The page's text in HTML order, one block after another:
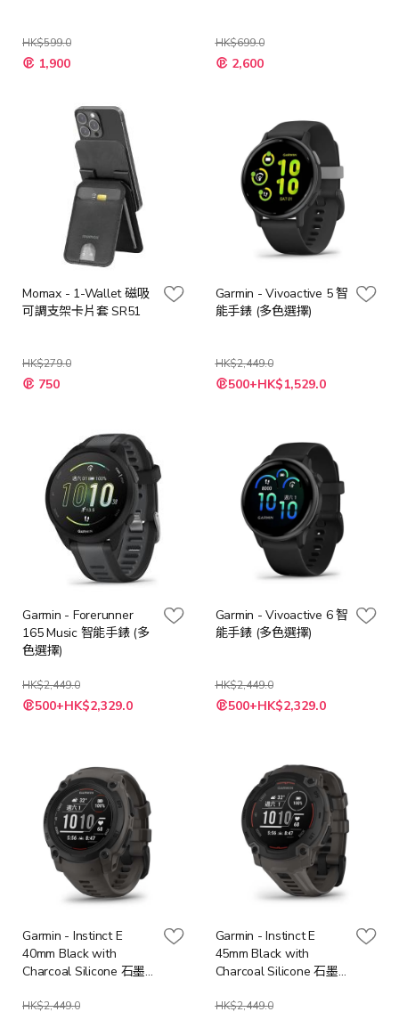
HK$599.0
1,900
HK$699.0
2,600
Momax - 1-Wallet 磁吸
可調支架卡片套 SR51
HK$279.0
750
Garmin - Vivoactive 5 智
能手錶 (多色選擇)
HK$2,449.0
500+HK$1,529.0
Garmin - Forerunner
165 Music 智能手錶 (多
色選擇)
HK$2,449.0
500+HK$2,329.0
Garmin - Vivoactive 6 智
能手錶 (多色選擇)
HK$2,449.0
500+HK$2,329.0
Garmin - Instinct E
40mm Black with
Charcoal Silicone 石墨
HK$2,449.0
Garmin - Instinct E
45mm Black with
Charcoal Silicone 石墨
HK$2,449.0